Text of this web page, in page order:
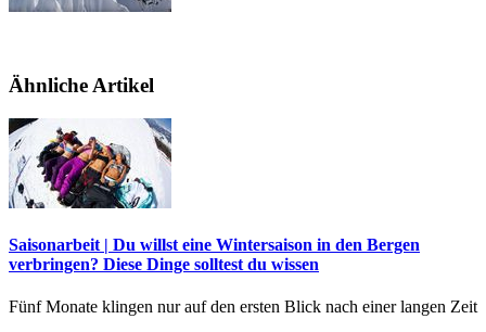
Ähnliche Artikel
Saisonarbeit | Du willst eine Wintersaison in den Bergen
verbringen? Diese Dinge solltest du wissen
Fünf Monate klingen nur auf den ersten Blick nach einer langen Zeit